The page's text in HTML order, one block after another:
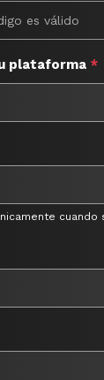
plataforma *
cuando